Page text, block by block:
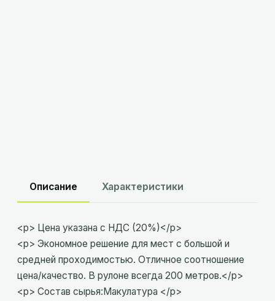
Описание Характеристики
<p> Цена указана с НДС (20%)</p>
<p> Экономное решение для мест с большой и
средней проходимостью. Отличное соотношение
цена/качество. В рулоне всегда 200 метров.</p>
<p> Состав сырья:Макулатура </p>